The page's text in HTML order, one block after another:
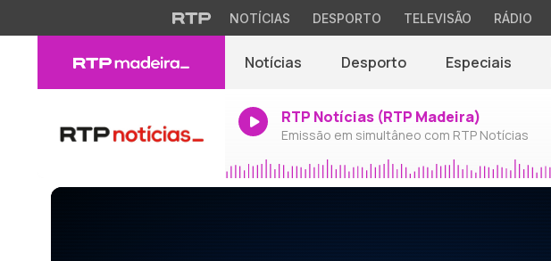
NOTÍCIAS DESPORTO TELEVISÃO RÁDIO
Notícias Desporto Especiais
RTP Notícias (RTP Madeira)
Emissão em simultâneo com RTP Notícias